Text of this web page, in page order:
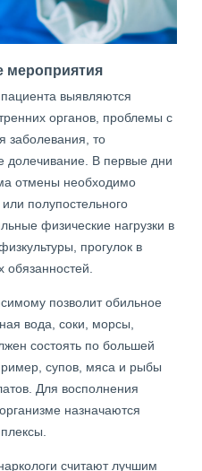
выявляются
органов, проблемы с
заболевания, то
долечивание. В первые дни
отмены необходимо
полупостельного
физические нагрузки в
прогулок в
позволит обильное
вода, соки, морсы,
состоять по большей
супов, мяса и рыбы
Для восполнения
назначаются
считают лучшим